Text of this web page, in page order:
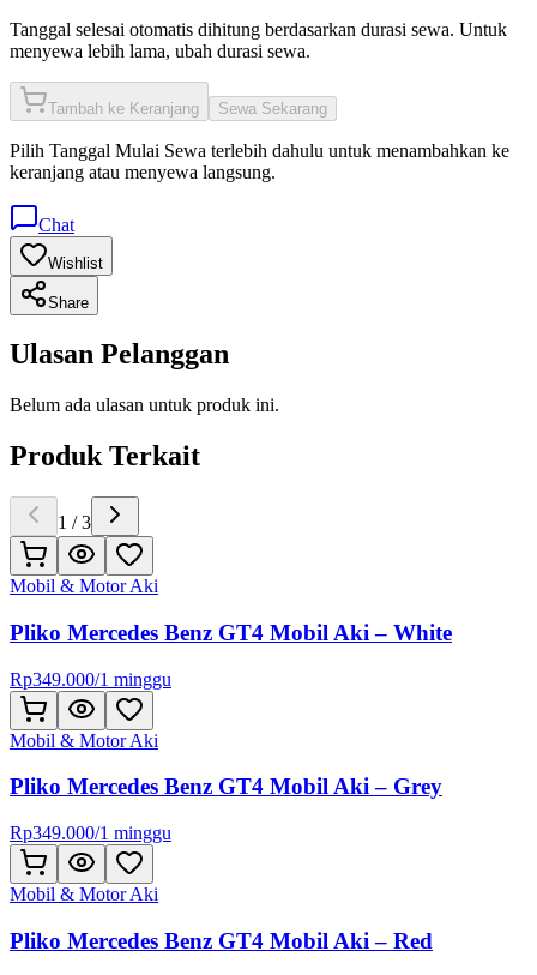
Tanggal selesai otomatis dihitung berdasarkan durasi sewa. Untuk
menyewa lebih lama, ubah durasi sewa.
Tambah ke Keranjang Sewa Sekarang
Pilih Tanggal Mulai Sewa terlebih dahulu untuk menambahkan ke
keranjang atau menyewa langsung.
Chat
Wishlist
Share
Ulasan Pelanggan
Belum ada ulasan untuk produk ini.
Produk Terkait
1 /3
Mobil & Motor Aki
Pliko Mercedes Benz GT4 Mobil Aki – White
Rp349.000/1 minggu
Mobil & Motor Aki
Pliko Mercedes Benz GT4 Mobil Aki – Grey
Rp349.000/1 minggu
Mobil & Motor Aki
Pliko Mercedes Benz GT4 Mobil Aki – Red